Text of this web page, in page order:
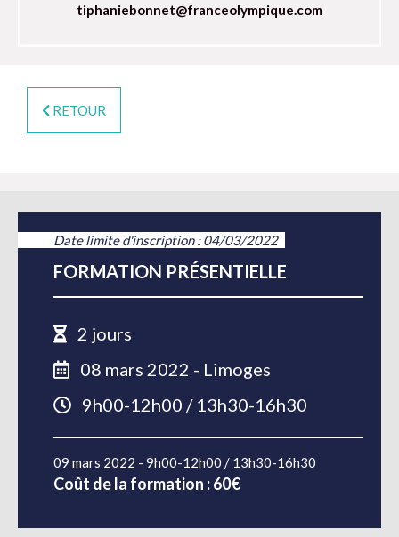
tiphaniebonnet@franceolympique.com
RETOUR
Date limite d'inscription : 04/03/2022
FORMATION PRÉSENTIELLE
2 jours
08 mars 2022 - Limoges
9h00-12h00 / 13h30-16h30
09 mars 2022 - 9h00-12h00 / 13h30-16h30
Coût de la formation : 60€